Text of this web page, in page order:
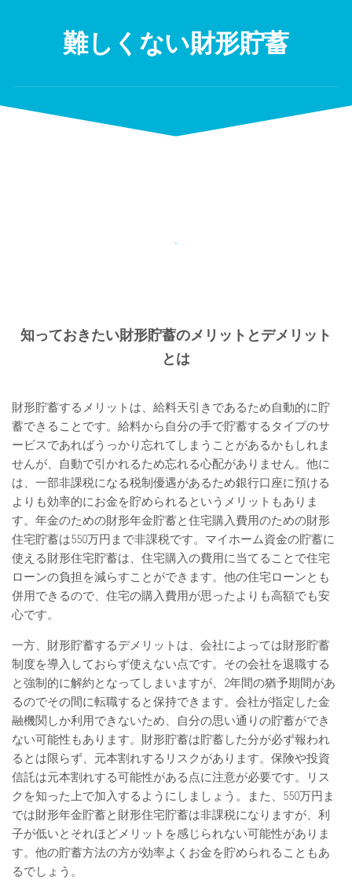
難しくない財形貯蓄
知っておきたい財形貯蓄のメリットとデメリット
とは
財形貯蓄するメリットは、給料天引きであるため自動的に貯
蓄できることです。給料から自分の手で貯蓄するタイプのサ
ービスであればうっかり忘れてしまうことがあるかもしれま
せんが、自動で引かれるため忘れる心配がありません。他に
は、一部非課税になる税制優遇があるため銀行口座に預ける
よりも効率的にお金を貯められるというメリットもありま
す。年金のための財形年金貯蓄と住宅購入費用のための財形
住宅貯蓄は550万円まで非課税です。マイホーム資金の貯蓄に
使える財形住宅貯蓄は、住宅購入の費用に当てることで住宅
ローンの負担を減らすことができます。他の住宅ローンとも
併用できるので、住宅の購入費用が思ったよりも高額でも安
心です。
一方、財形貯蓄するデメリットは、会社によっては財形貯蓄
制度を導入しておらず使えない点です。その会社を退職する
と強制的に解約となってしまいますが、2年間の猶予期間があ
るのでその間に転職すると保持できます。会社が指定した金
融機関しか利用できないため、自分の思い通りの貯蓄ができ
ない可能性もあります。財形貯蓄は貯蓄した分が必ず報われ
るとは限らず、元本割れするリスクがあります。保険や投資
信託は元本割れする可能性がある点に注意が必要です。リス
クを知った上で加入するようにしましょう。また、550万円ま
では財形年金貯蓄と財形住宅貯蓄は非課税になりますが、利
子が低いとそれほどメリットを感じられない可能性がありま
す。他の貯蓄方法の方が効率よくお金を貯められることもあ
るでしょう。